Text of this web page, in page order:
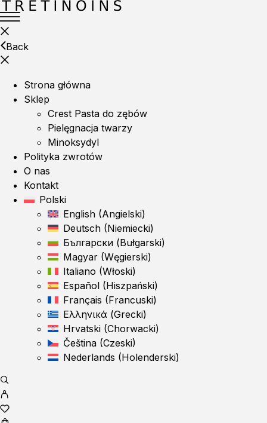
Back
Strona główna
Sklep
Crest Pasta do zębów
Pielęgnacja twarzy
Minoksydyl
Polityka zwrotów
O nas
Kontakt
Polski
English (Angielski)
Deutsch (Niemiecki)
Български (Bułgarski)
Magyar (Węgierski)
Italiano (Włoski)
Español (Hiszpański)
Français (Francuski)
Ελληνικά (Grecki)
Hrvatski (Chorwacki)
Čeština (Czeski)
Nederlands (Holenderski)